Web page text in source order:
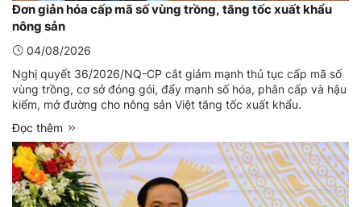
Đơn giản hóa cấp mã số vùng trồng, tăng tốc xuất khẩu
nông sản
04/08/2026
Nghị quyết 36/2026/NQ-CP cắt giảm mạnh thủ tục cấp mã số
vùng trồng, cơ sở đóng gói, đẩy mạnh số hóa, phân cấp và hậu
kiểm, mở đường cho nông sản Việt tăng tốc xuất khẩu.
Đọc thêm